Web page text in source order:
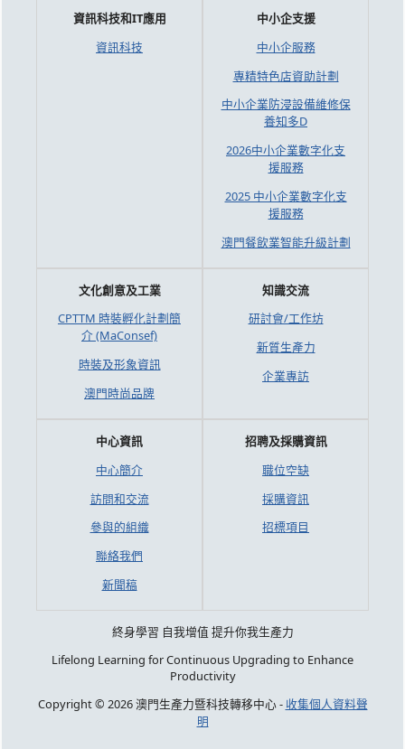
資訊科技和IT應用
資訊科技
中小企支援
中小企服務
專精特色店資助計劃
中小企業防浸設備維修保
養知多D
2026中小企業數字化支
援服務
2025 中小企業數字化支
援服務
澳門餐飲業智能升級計劃
文化創意及工業
CPTTM 時裝孵化計劃簡
介 (MaConsef)
時裝及形象資訊
澳門時尚品牌
知識交流
研討會/工作坊
新質生產力
企業專訪
中心資訊
中心簡介
訪問和交流
參與的組織
聯絡我們
新聞稿
招聘及採購資訊
職位空缺
採購資訊
招標項目
終身學習 自我增值 提升你我生產力
Lifelong Learning for Continuous Upgrading to Enhance
Productivity
Copyright © 2026 澳門生產力暨科技轉移中心 - 收集個人資料聲
明